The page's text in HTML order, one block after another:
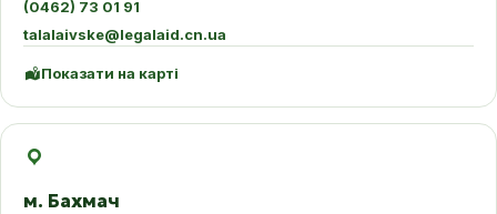
(0462) 73 01 91
talalaivske@legalaid.cn.ua
Показати на карті
м. Бахмач